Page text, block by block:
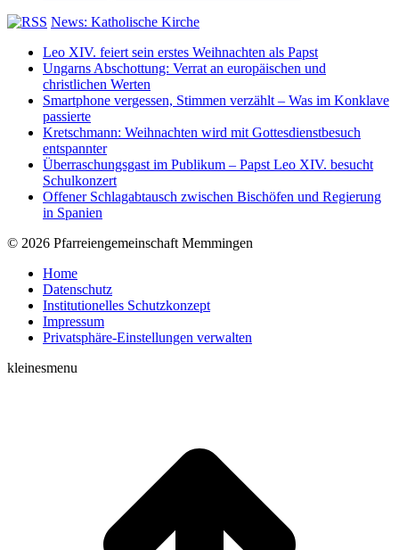
News: Katholische Kirche
Leo XIV. feiert sein erstes Weihnachten als Papst
Ungarns Abschottung: Verrat an europäischen und
christlichen Werten
Smartphone vergessen, Stimmen verzählt – Was im Konklave
passierte
Kretschmann: Weihnachten wird mit Gottesdienstbesuch
entspannter
Überraschungsgast im Publikum – Papst Leo XIV. besucht
Schulkonzert
Offener Schlagabtausch zwischen Bischöfen und Regierung
in Spanien
© 2026 Pfarreiengemeinschaft Memmingen
Home
Datenschutz
Institutionelles Schutzkonzept
Impressum
Privatsphäre-Einstellungen verwalten
kleinesmenu